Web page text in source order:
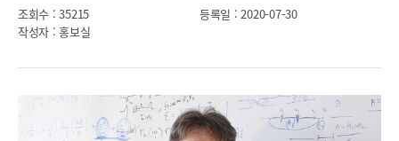
조회수 : 35215 등록일 : 2020-07-30
작성자 : 홍보실